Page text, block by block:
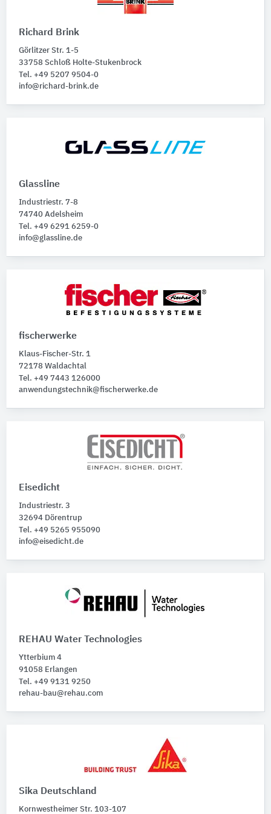
Richard Brink
Görlitzer Str. 1-5
33758 Schloß Holte-Stukenbrock
Tel. +49 5207 9504-0
info@richard-brink.de
Glassline
Industriestr. 7-8
74740 Adelsheim
Tel. +49 6291 6259-0
info@glassline.de
fischerwerke
Klaus-Fischer-Str. 1
72178 Waldachtal
Tel. +49 7443 126000
anwendungstechnik@fischerwerke.de
Eisedicht
Industriestr. 3
32694 Dörentrup
Tel. +49 5265 955090
info@eisedicht.de
REHAU Water Technologies
Ytterbium 4
91058 Erlangen
Tel. +49 9131 9250
rehau-bau@rehau.com
Sika Deutschland
Kornwestheimer Str. 103-107